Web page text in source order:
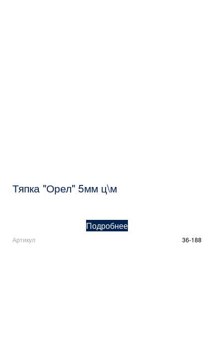
Тяпка "Орел" 5мм ц\м
Подробнее
Артикул 36-188